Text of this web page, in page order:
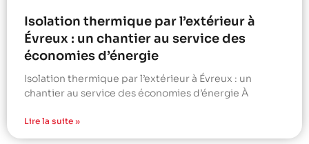
Isolation thermique par l’extérieur à
Évreux : un chantier au service des
économies d’énergie
Isolation thermique par l’extérieur à Évreux : un
chantier au service des économies d’énergie À
Lire la suite »